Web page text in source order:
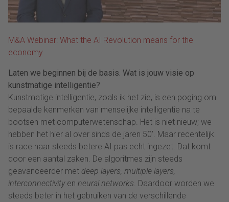
M&A Webinar: What the AI Revolution means for the
economy
Laten we beginnen bij de basis. Wat is jouw visie op
kunstmatige intelligentie?
Kunstmatige intelligentie, zoals ik het zie, is een poging om
bepaalde kenmerken van menselijke intelligentie na te
bootsen met computerwetenschap. Het is niet nieuw; we
hebben het hier al over sinds de jaren 50’. Maar recentelijk
is race naar steeds betere AI pas echt ingezet. Dat komt
door een aantal zaken. De algoritmes zijn steeds
geavanceerder met deep layers, multiple layers,
interconnectivityen neural networks . Daardoor worden we
steeds beter in het gebruiken van de verschillende